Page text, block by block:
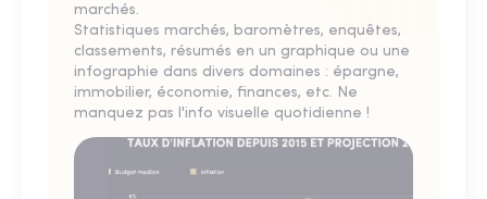
marchés.
Statistiques marchés, baromètres, enquêtes,
classements, résumés en un graphique ou une
infographie dans divers domaines : épargne,
immobilier, économie, finances, etc. Ne
manquez pas l'info visuelle quotidienne !